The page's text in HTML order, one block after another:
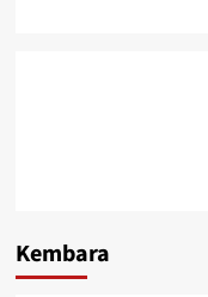
Kembara